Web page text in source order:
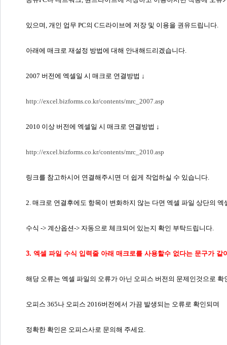
있으며, 개인 업무 PC의 C드라이브에 저장 및 이용을 권유드립니다.
아래에 매크로 재설정 방법에 대해 안내해드리겠습니다.
2007 버전에 엑셀일 시 매크로 연결방법 ↓
http://excel.bizforms.co.kr/contents/mrc_2007.asp
2010 이상 버전에 엑셀일 시 매크로 연결방법 ↓
http://excel.bizforms.co.kr/contents/mrc_2010.asp
링크를 참고하시어 연결해주시면 더 쉽게 작업하실 수 있습니다.
2. 매크로 연결후에도 항목이 변화하지 않는 다면 엑셀 파일 상단의 엑
수식 -> 계산옵션-> 자동으로 체크되어 있는지 확인 부탁드립니다.
3. 엑셀 파일 수식 입력줄 아래 매크로를 사용할수 없다는 문구가 같
해당 오류는 엑셀 파일의 오류가 아닌 오피스 버전의 문제인것으로 확
오피스 365나 오피스 2016버전에서 가끔 발생되는 오류로 확인되며
정확한 확인은 오피스사로 문의해 주세요.